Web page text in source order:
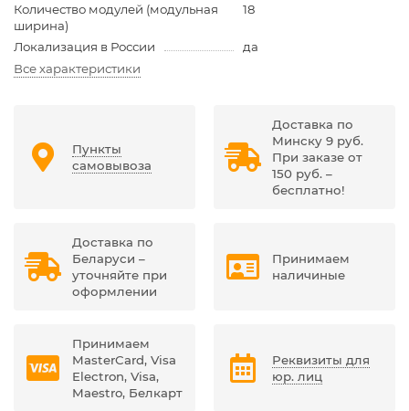
Количество модулей (модульная
ширина)
18
Локализация в России
да
Все характеристики
Пункты
самовывоза
Доставка по
Минску 9 руб.
При заказе от
150 руб. –
бесплатно!
Доставка по
Беларуси –
уточняйте при
оформлении
Принимаем
наличиные
Принимаем
MasterCard, Visa
Electron, Visa,
Maestro, Белкарт
Реквизиты для
юр. лиц